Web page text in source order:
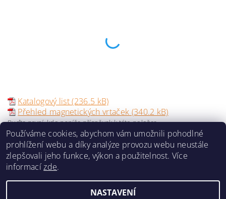
Katalogový list (236.5 kB)
Přehled magnetických vrtaček (340.2 kB)
Buďte první, kdo napíše příspěvek k této položce.
Přidat komentář
Používáme cookies, abychom vám umožnili pohodlné
prohlížení webu a díky analýze provozu webu neustále
zlepšovali jeho funkce, výkon a použitelnost. Více
informacízde.
NASTAVENÍ